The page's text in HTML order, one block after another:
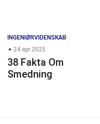
INGENIØRVIDENSKAB
24 apr 2025
38 Fakta Om
Smedning